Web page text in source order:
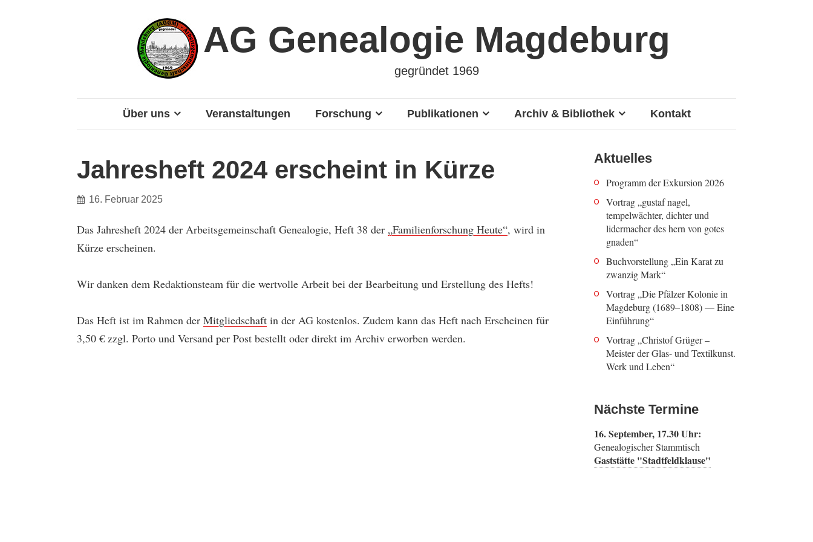
AG Genealogie Magdeburg
gegründet 1969
Über uns Veranstaltungen Forschung Publikationen Archiv & Bibliothek Kontakt
Jahresheft 2024 erscheint in Kürze
16. Februar 2025
Das Jahresheft 2024 der Arbeitsgemeinschaft Genealogie, Heft 38 der „Familienforschung Heute“, wird in
Kürze erscheinen.
Wir danken dem Redaktionsteam für die wertvolle Arbeit bei der Bearbeitung und Erstellung des Hefts!
Das Heft ist im Rahmen der Mitgliedschaft in der AG kostenlos. Zudem kann das Heft nach Erscheinen für
3,50 € zzgl. Porto und Versand per Post bestellt oder direkt im Archiv erworben werden.
Aktuelles
Programm der Exkursion 2026
Vortrag „gustaf nagel,
tempelwächter, dichter und
lidermacher des hern von gotes
gnaden“
Buchvorstellung „Ein Karat zu
zwanzig Mark“
Vortrag „Die Pfälzer Kolonie in
Magdeburg (1689–1808) — Eine
Einführung“
Vortrag „Christof Grüger –
Meister der Glas- und Textilkunst.
Werk und Leben“
Nächste Termine
16. September, 17.30 Uhr:
Genealogischer Stammtisch
Gaststätte "Stadtfeldklause"